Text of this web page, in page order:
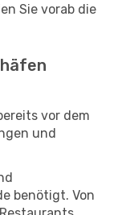
Sie vorab die
vor dem
und
benötigt. Von